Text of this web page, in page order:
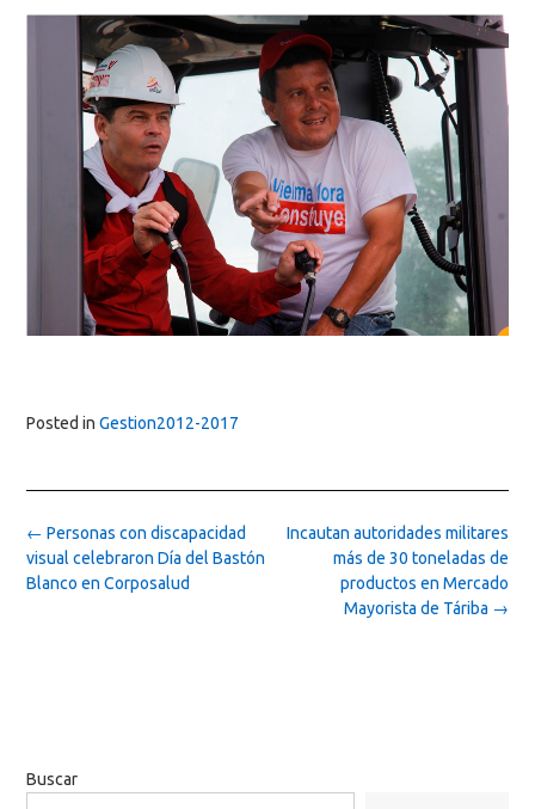
Posted in Gestion2012-2017
Post
navigation
Incautan autoridades militares
más de 30 toneladas de
productos en Mercado
Mayorista de Táriba →
← Personas con discapacidad
visual celebraron Día del Bastón
Blanco en Corposalud
Buscar